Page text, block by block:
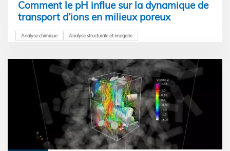
Comment le pH influe sur la dynamique de
transport d’ions en milieux poreux
Analyse chimique Analyse structurale et imagerie